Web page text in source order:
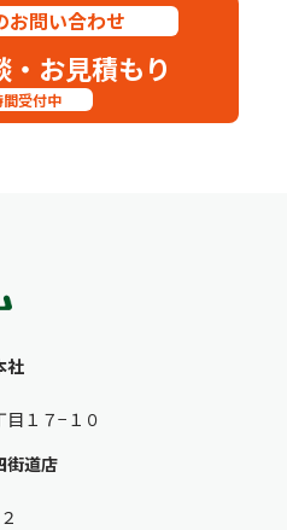
お問い合わせ
・お見積もり
間受付中
社
１７−１０
街道店